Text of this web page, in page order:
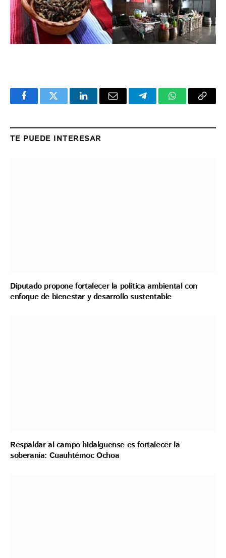
FacebookTwitter LinkedInEmail TelegramWhatsApp
Copy
TE PUEDE INTERESAR
Diputado propone fortalecer la política ambiental con
enfoque de bienestar y desarrollo sustentable
Respaldar al campo hidalguense es fortalecer la
soberanía: Cuauhtémoc Ochoa